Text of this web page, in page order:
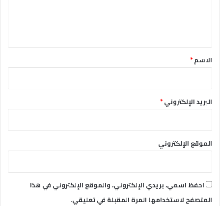
*الاسم*
البريد الإلكتروني*
الموقع الإلكتروني
احفظ اسمي، بريدي الإلكتروني، والموقع الإلكتروني في هذا
المتصفح لاستخدامها المرة المقبلة في تعليقي.